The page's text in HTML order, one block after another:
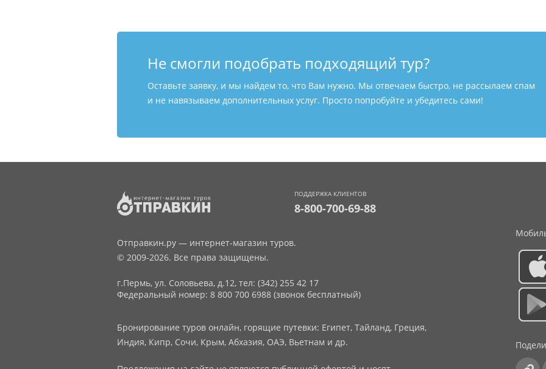
Не смогли подобрать подходящий тур?
Оставьте заявку, и мы найдем то, что Вам нужно. Мы отвечаем быстро, не рассылаем спам
и не навязываем дополнительных услуг. Просто попробуйте и убедитесь сами!
ПОДДЕРЖКА КЛИЕНТОВ
8-800-700-69-88
Отправкин.ру — интернет-магазин туров.
© 2009-2026. Все права защищены.
г.Пермь, ул. Соловьева, д.12, тел: (342) 255 42 17
Федеральный номер: 8 800 700 6988 (звонок бесплатный)
Бронирование туров онлайн, горящие путевки: Египет, Тайланд, Греция,
Индия, Кипр, Сочи, Крым, Абхазия, ОАЭ, Вьетнам и др.